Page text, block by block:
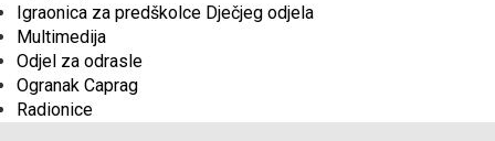
Igraonica za predškolce Dječjeg odjela
Multimedija
Odjel za odrasle
Ogranak Caprag
Radionice